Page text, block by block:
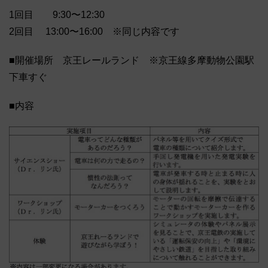
1回目 9:30〜12:30
2回目 13:00〜16:00 ※同じ内容です
■開催場所 京王レールランド ※京王線多摩動物公園駅
下車すぐ
■内容